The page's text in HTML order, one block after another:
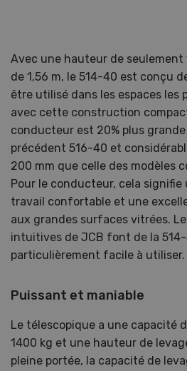
Avec une hauteur de seulement
de 1,56 m, le 514-40 est conçu
être utilisé dans les espaces les
avec cette construction
conducteur est 20% plus
précédent 516-40 et
200 mm que celle des modèles
Pour le conducteur, cela
travail confortable et une
aux grandes surfaces vitrées.
intuitives de JCB font de la
particulièrement facile à utiliser.
Puissant et maniable
Le télescopique a une capacité
1400 kg et une hauteur de
pleine portée, la capacité de